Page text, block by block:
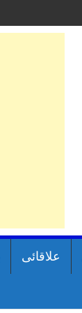
علاقائی